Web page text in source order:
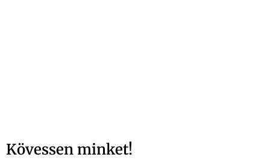
Kövessen minket!